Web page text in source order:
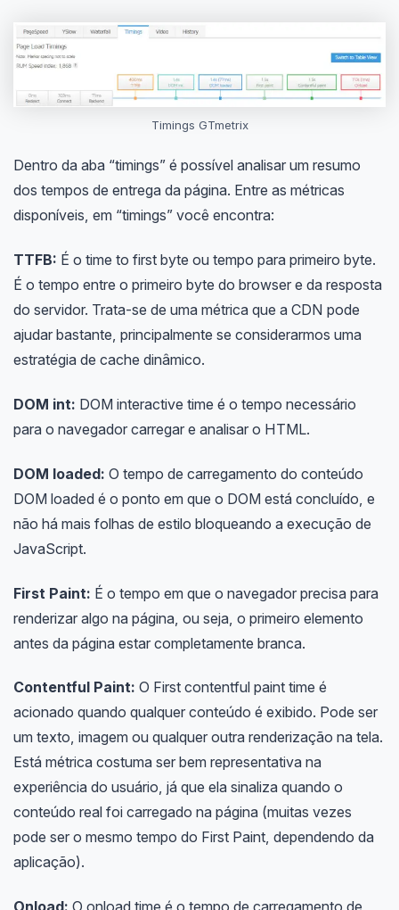
Timings GTmetrix
Dentro da aba “timings” é possível analisar um resumo
dos tempos de entrega da página. Entre as métricas
disponíveis, em “timings” você encontra:
TTFB: É o time to first byte ou tempo para primeiro byte.
É o tempo entre o primeiro byte do browser e da resposta
do servidor. Trata-se de uma métrica que a CDN pode
ajudar bastante, principalmente se considerarmos uma
estratégia de cache dinâmico.
DOM int: DOM interactive time é o tempo necessário
para o navegador carregar e analisar o HTML.
DOM loaded: O tempo de carregamento do conteúdo
DOM loaded é o ponto em que o DOM está concluído, e
não há mais folhas de estilo bloqueando a execução de
JavaScript.
First Paint: É o tempo em que o navegador precisa para
renderizar algo na página, ou seja, o primeiro elemento
antes da página estar completamente branca.
Contentful Paint: O First contentful paint time é
acionado quando qualquer conteúdo é exibido. Pode ser
um texto, imagem ou qualquer outra renderização na tela.
Está métrica costuma ser bem representativa na
experiência do usuário, já que ela sinaliza quando o
conteúdo real foi carregado na página (muitas vezes
pode ser o mesmo tempo do First Paint, dependendo da
aplicação).